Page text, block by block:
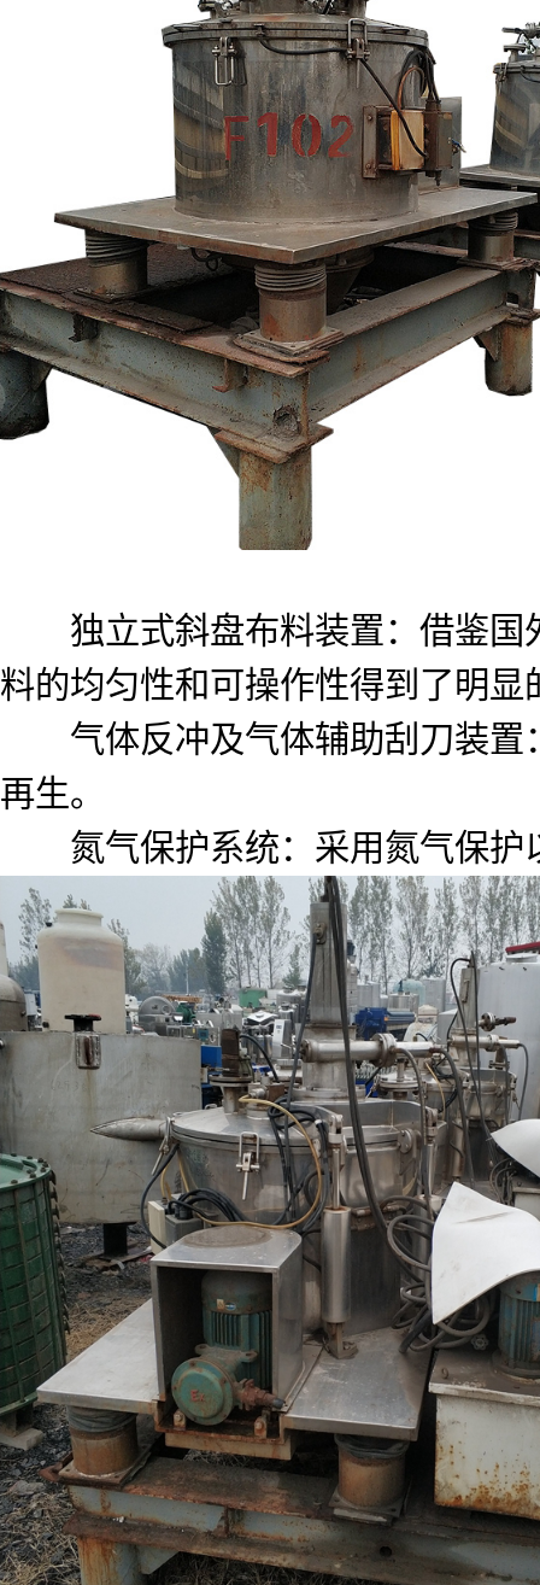
独立式斜盘布料装置：借鉴国
料的均匀性和可操作性得到了明
气体反冲及气体辅助刮刀装置
再生。
氮气保护系统：采用氮气保护